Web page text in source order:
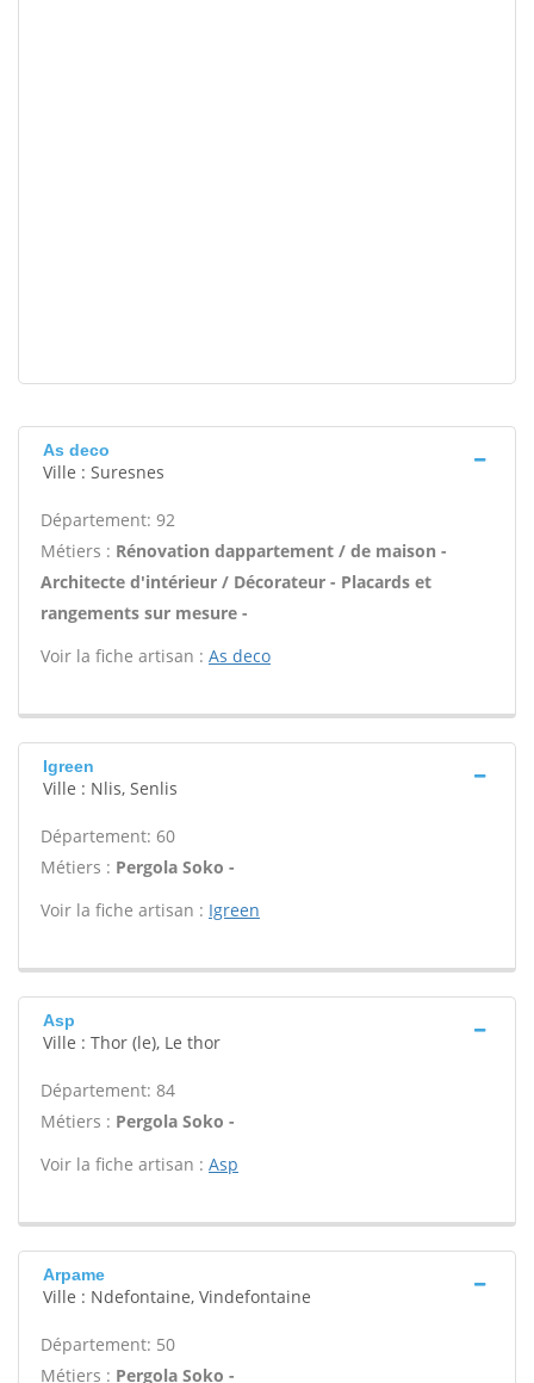
As deco
Ville : Suresnes
Département: 92
Métiers : Rénovation dappartement / de maison -
Architecte d'intérieur / Décorateur - Placards et
rangements sur mesure -
Voir la fiche artisan : As deco
Igreen
Ville : Nlis, Senlis
Département: 60
Métiers : Pergola Soko -
Voir la fiche artisan : Igreen
Asp
Ville : Thor (le), Le thor
Département: 84
Métiers : Pergola Soko -
Voir la fiche artisan : Asp
Arpame
Ville : Ndefontaine, Vindefontaine
Département: 50
Métiers : Pergola Soko -